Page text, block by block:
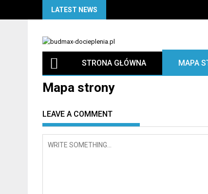
LATEST NEWS
STRONA GŁÓWNA MAPA
Mapa strony
LEAVE A COMMENT